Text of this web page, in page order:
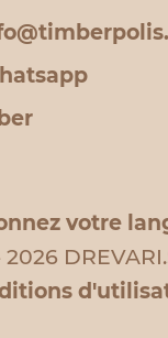
votre